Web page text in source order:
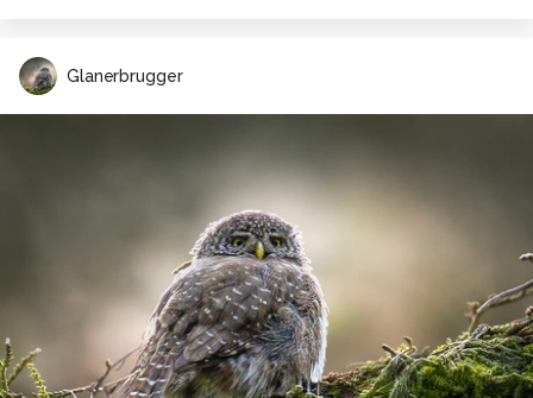
Glanerbrugger